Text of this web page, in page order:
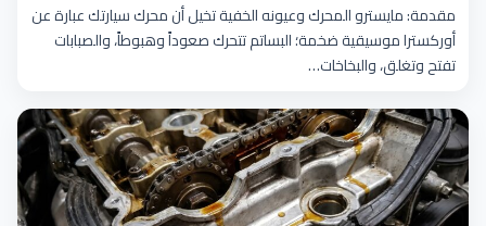
مقدمة: مايسترو المحرك وعيونه الخفية تخيل أن محرك سيارتك عبارة عن
أوركسترا موسيقية ضخمة؛ البساتم تتحرك صعوداً وهبوطاً، والصبابات
تفتح وتغلق، والبخاخات…